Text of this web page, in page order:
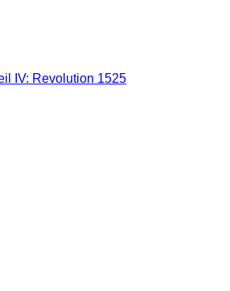
IV: Revolution 1525